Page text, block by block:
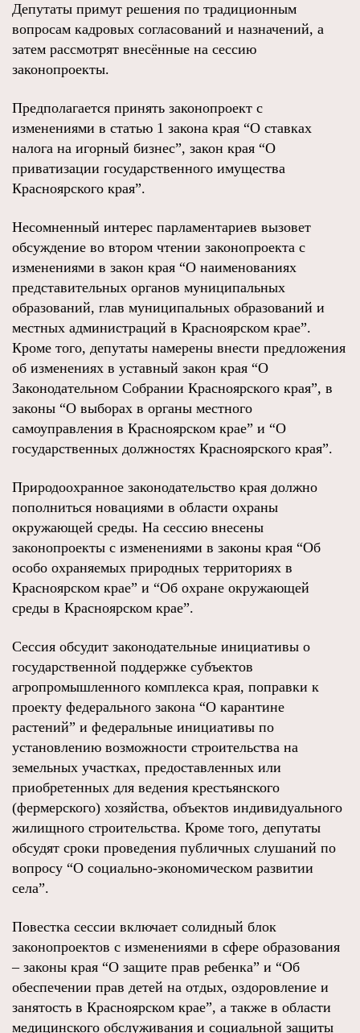
Депутаты примут решения по традиционным
вопросам кадровых согласований и назначений, а
затем рассмотрят внесённые на сессию
законопроекты.
Предполагается принять законопроект с
изменениями в статью 1 закона края “О ставках
налога на игорный бизнес”, закон края “О
приватизации государственного имущества
Красноярского края”.
Несомненный интерес парламентариев вызовет
обсуждение во втором чтении законопроекта с
изменениями в закон края “О наименованиях
представительных органов муниципальных
образований, глав муниципальных образований и
местных администраций в Красноярском крае”.
Кроме того, депутаты намерены внести предложения
об изменениях в уставный закон края “О
Законодательном Собрании Красноярского края”, в
законы “О выборах в органы местного
самоуправления в Красноярском крае” и “О
государственных должностях Красноярского края”.
Природоохранное законодательство края должно
пополниться новациями в области охраны
окружающей среды. На сессию внесены
законопроекты с изменениями в законы края “Об
особо охраняемых природных территориях в
Красноярском крае” и “Об охране окружающей
среды в Красноярском крае”.
Сессия обсудит законодательные инициативы о
государственной поддержке субъектов
агропромышленного комплекса края, поправки к
проекту федерального закона “О карантине
растений” и федеральные инициативы по
установлению возможности строительства на
земельных участках, предоставленных или
приобретенных для ведения крестьянского
(фермерского) хозяйства, объектов индивидуального
жилищного строительства. Кроме того, депутаты
обсудят сроки проведения публичных слушаний по
вопросу “О социально-экономическом развитии
села”.
Повестка сессии включает солидный блок
законопроектов с изменениями в сфере образования
– законы края “О защите прав ребенка” и “Об
обеспечении прав детей на отдых, оздоровление и
занятость в Красноярском крае”, а также в области
медицинского обслуживания и социальной защиты